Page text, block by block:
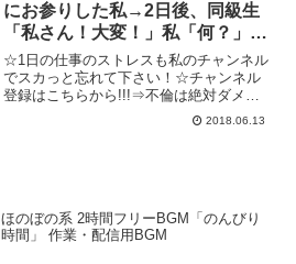
にお参りした私→2日後、同級生
「私さん！大変！」私「何？」同
級生「私さんを 」私「 ﾟДﾟ」
☆1日の仕事のストレスも私のチャンネル
でスカっと忘れて下さい！☆チャンネル
登録はこちらから!!!⇒不倫は絶対ダメで
すよ～～！不倫やDQN行為、キチ行為な
どで悲劇の再発を防ぐためにも動画の評
2018.06.13
ほのぼの系 2時間フリーBGM「のんびり
時間」 作業・配信用BGM